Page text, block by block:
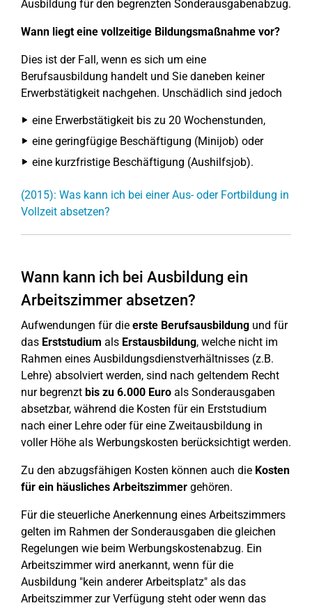
Ausbildung für den begrenzten Sonderausgabenabzug.
Wann liegt eine vollzeitige Bildungsmaßnahme vor?
Dies ist der Fall, wenn es sich um eine
Berufsausbildung handelt und Sie daneben keiner
Erwerbstätigkeit nachgehen. Unschädlich sind jedoch
eine Erwerbstätigkeit bis zu 20 Wochenstunden,
eine geringfügige Beschäftigung (Minijob) oder
eine kurzfristige Beschäftigung (Aushilfsjob).
(2015): Was kann ich bei einer Aus- oder Fortbildung in
Vollzeit absetzen?
Wann kann ich bei Ausbildung ein
Arbeitszimmer absetzen?
Aufwendungen für die erste Berufsausbildung und für
das Erststudium als Erstausbildung, welche nicht im
Rahmen eines Ausbildungsdienstverhältnisses (z.B.
Lehre) absolviert werden, sind nach geltendem Recht
nur begrenzt bis zu 6.000 Euro als Sonderausgaben
absetzbar, während die Kosten für ein Erststudium
nach einer Lehre oder für eine Zweitausbildung in
voller Höhe als Werbungskosten berücksichtigt werden.
Zu den abzugsfähigen Kosten können auch die Kosten
für ein häusliches Arbeitszimmer gehören.
Für die steuerliche Anerkennung eines Arbeitszimmers
gelten im Rahmen der Sonderausgaben die gleichen
Regelungen wie beim Werbungskostenabzug. Ein
Arbeitszimmer wird anerkannt, wenn für die
Ausbildung "kein anderer Arbeitsplatz" als das
Arbeitszimmer zur Verfügung steht oder wenn das